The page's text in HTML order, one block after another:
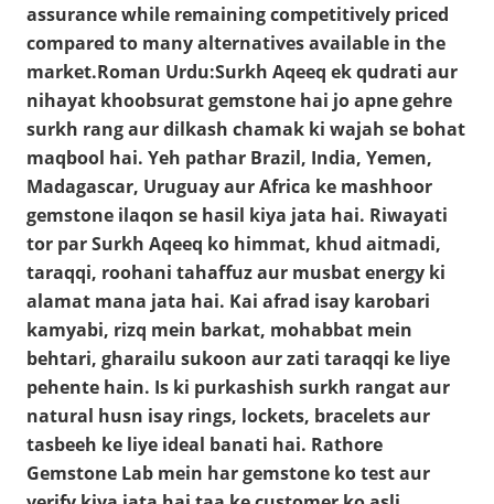
assurance while remaining competitively priced
compared to many alternatives available in the
market.Roman Urdu:Surkh Aqeeq ek qudrati aur
nihayat khoobsurat gemstone hai jo apne gehre
surkh rang aur dilkash chamak ki wajah se bohat
maqbool hai. Yeh pathar Brazil, India, Yemen,
Madagascar, Uruguay aur Africa ke mashhoor
gemstone ilaqon se hasil kiya jata hai. Riwayati
tor par Surkh Aqeeq ko himmat, khud aitmadi,
taraqqi, roohani tahaffuz aur musbat energy ki
alamat mana jata hai. Kai afrad isay karobari
kamyabi, rizq mein barkat, mohabbat mein
behtari, gharailu sukoon aur zati taraqqi ke liye
pehente hain. Is ki purkashish surkh rangat aur
natural husn isay rings, lockets, bracelets aur
tasbeeh ke liye ideal banati hai. Rathore
Gemstone Lab mein har gemstone ko test aur